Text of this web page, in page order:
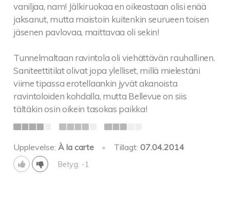
vaniljaa, nam! Jälkiruokaa en oikeastaan olisi enää
jaksanut, mutta maistoin kuitenkin seurueen toisen
jäsenen pavlovaa, maittavaa oli sekin!
Tunnelmaltaan ravintola oli viehättävän rauhallinen.
Saniteettitilat olivat jopa ylelliset, millä mielestäni
viime tipassa erotellaankin jyvät akanoista
ravintoloiden kohdalla, mutta Bellevue on siis
tältäkin osin oikein tasokas paikka!
Upplevelse:À la carte • Tillagt: 07.04.2014
Betyg: -1